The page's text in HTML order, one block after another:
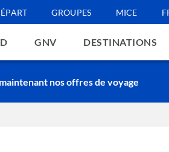
GROUPES MICE
GNV DESTINATIONS
nos offres de voyage
et, sous réserve de votre